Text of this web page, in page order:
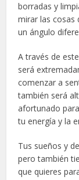
borradas y
mirar las cosas
un ángulo
A través de
será
comenzar a
también será
afortunado
tu energía y la
Tus sueños y
pero también
que quieres